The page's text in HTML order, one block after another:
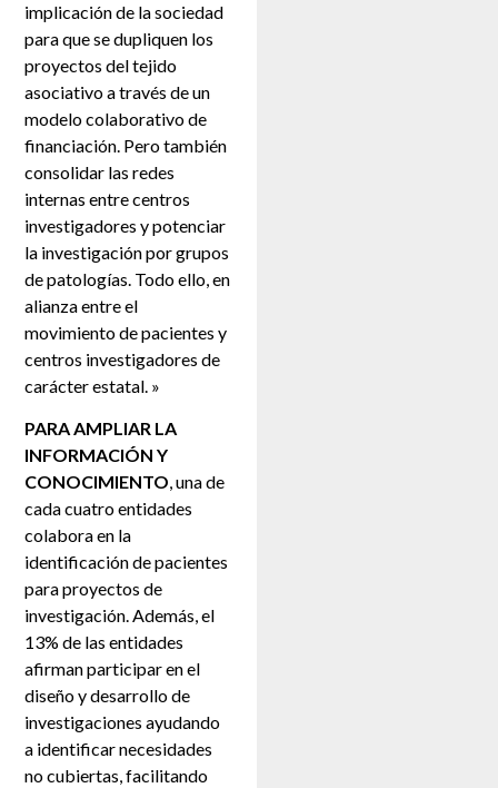
implicación de la sociedad
para que se dupliquen los
proyectos del tejido
asociativo a través de un
modelo colaborativo de
financiación. Pero también
consolidar las redes
internas entre centros
investigadores y potenciar
la investigación por grupos
de patologías. Todo ello, en
alianza entre el
movimiento de pacientes y
centros investigadores de
carácter estatal. »
PARA AMPLIAR LA
INFORMACIÓN Y
CONOCIMIENTO, una de
cada cuatro entidades
colabora en la
identificación de pacientes
para proyectos de
investigación. Además, el
13% de las entidades
afirman participar en el
diseño y desarrollo de
investigaciones ayudando
a identificar necesidades
no cubiertas, facilitando